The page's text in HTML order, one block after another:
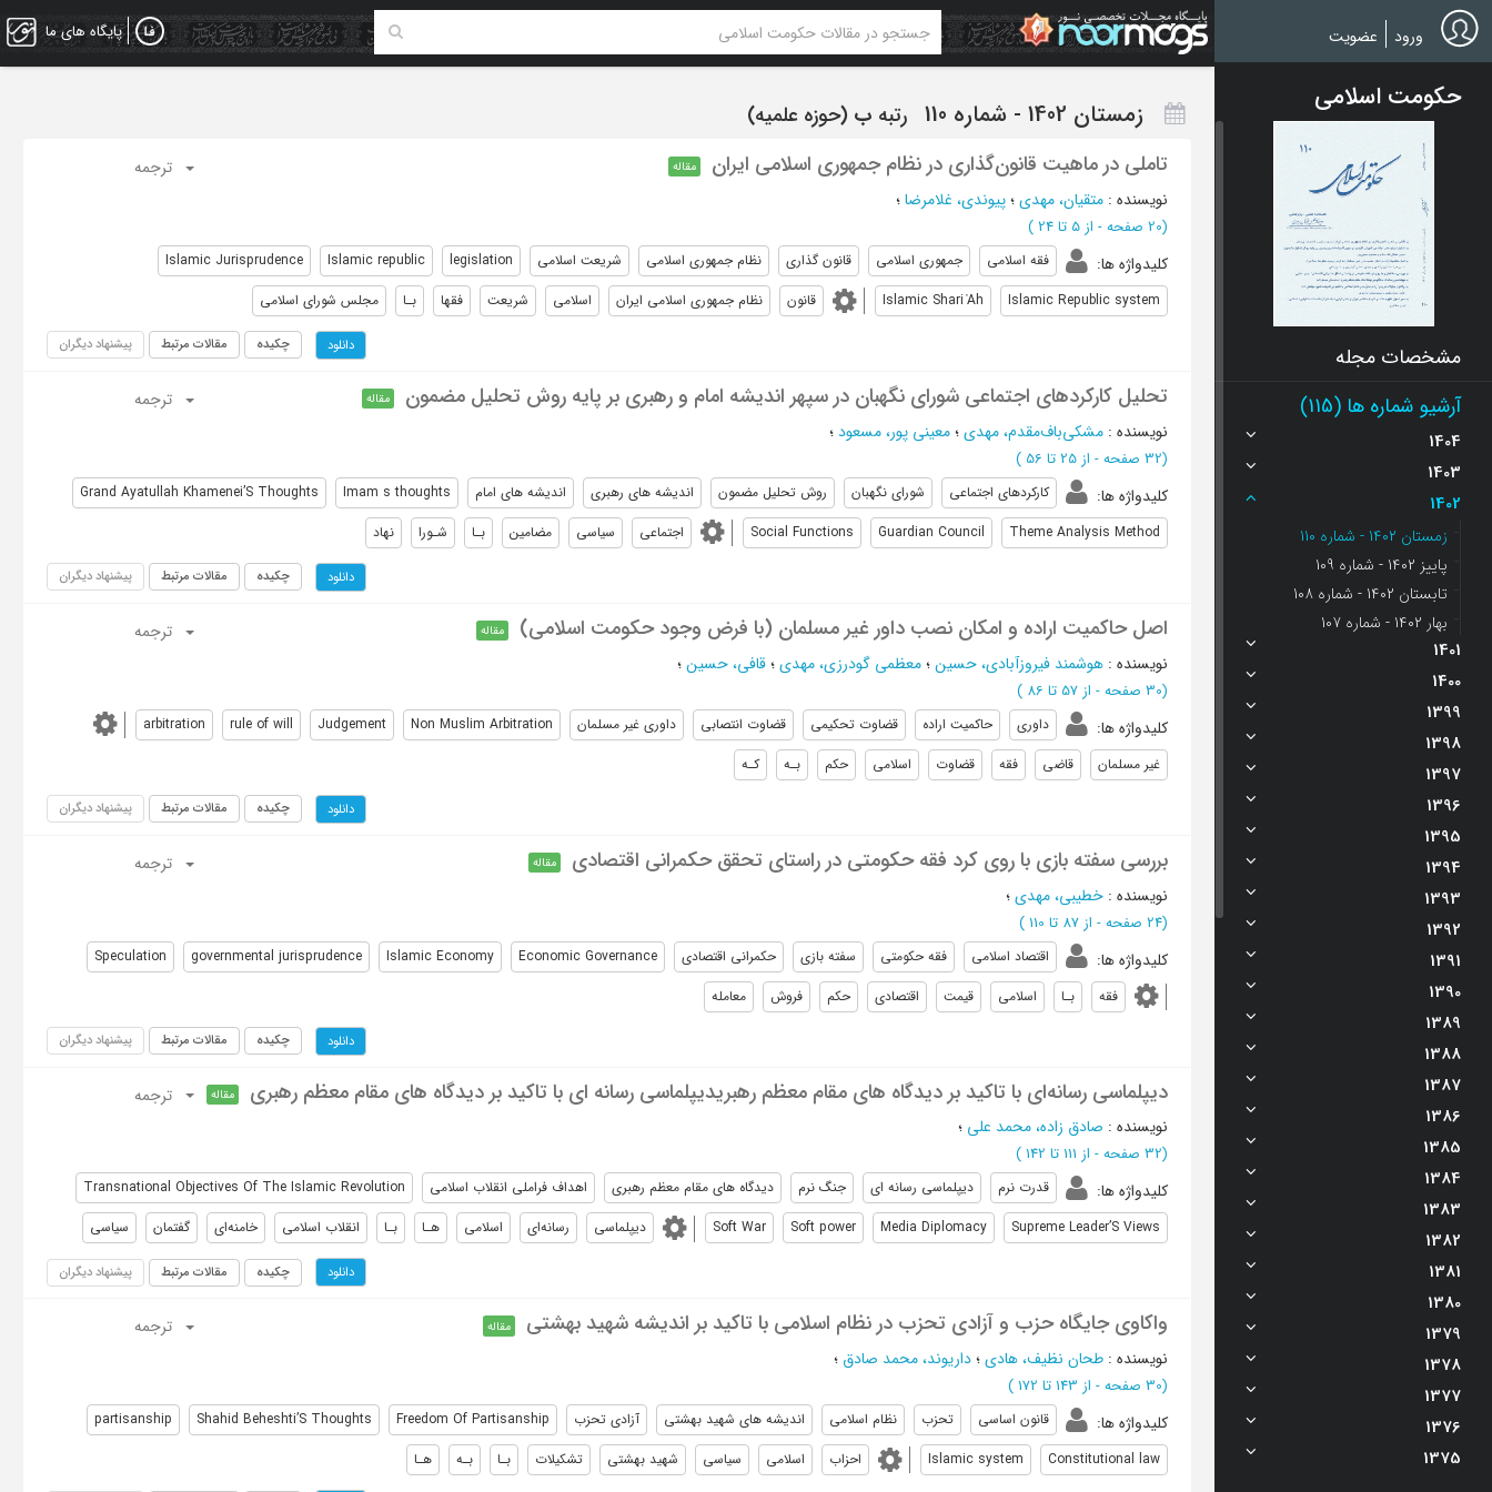
Skip
to
main
پایگاه های ما ورود عضویت
حکومت اسلامی
مشخصات مجله
آرشیو شماره ها (115)
1404
1403
1402
زمستان 1402 - شماره 110
پاییز 1402 - شماره 109
تابستان 1402 - شماره 108
بهار 1402 - شماره 107
1401
1400
1399
1398
1397
1396
1395
1394
1393
1392
1391
1390
1389
1388
1387
1386
1385
1384
1383
1382
1381
1380
1379
1378
1377
1376
1375
زمستان 1402 - شماره 110 رتبه ب (حوزه علمیه)
تاملی در ماهیت قانون‌گذاری در نظام جمهوری اسلامی ایران
مقاله
ترجمه
نویسنده : متقیان، مهدی؛پیوندی، غلامرضا؛
(‎20 صفحه - از 5 تا 24 )
کلیدواژه ها: فقه اسلامی جمهوری اسلامی قانون گذاری نظام جمهوری اسلامی شریعت اسلامی legislation
Islamic republic
Islamic Jurisprudence
Islamic Republic system
Islamic Shari ҅Ah قانون نظام جمهوری اسلامی ایران اسلامی شریعت فقها بـا مجلس شورای اسلامی
دانلود چکیده مقالات مرتبط پیشنهاد دیگران
تحلیل کارکردهای اجتماعی شورای نگهبان در سپهر اندیشه امام و رهبری بر پایه روش تحلیل مضمون مقاله
ترجمه
نویسنده : مشکی‌باف‌مقدم، مهدی؛معینی پور، مسعود؛
(‎32 صفحه - از 25 تا 56 )
کلیدواژه ها: کارکردهای اجتماعی شورای نگهبان روش تحلیل مضمون اندیشه های رهبری اندیشه های امام Imam s thoughts
Grand Ayatullah Khamenei’S Thoughts
Theme Analysis Method
Guardian Council
Social Functions اجتماعی سیاسی مضامین بـا شـورا نهاد
دانلود چکیده مقالات مرتبط پیشنهاد دیگران
اصل حاکمیت اراده و امکان نصب داور غیر مسلمان (با فرض وجود حکومت اسلامی) مقاله
ترجمه
نویسنده : هوشمند فیروزآبادی، حسین؛معظمی گودرزی، مهدی؛قافی، حسین؛
(‎30 صفحه - از 57 تا 86 )
کلیدواژه ها: داوری حاکمیت اراده قضاوت تحکیمی قضاوت انتصابی داوری غیر مسلمان Non Muslim Arbitration
Judgement
rule of will
arbitration
غیر مسلمان
قاضی فقه قضاوت اسلامی حکم بـه کـه
دانلود چکیده مقالات مرتبط پیشنهاد دیگران
بررسی سفته بازی با روی کرد فقه حکومتی در راستای تحقق حکمرانی اقتصادی مقاله
ترجمه
نویسنده : خطیبی، مهدی؛
(‎24 صفحه - از 87 تا 110 )
کلیدواژه ها: اقتصاد اسلامی فقه حکومتی سفته بازی حکمرانی اقتصادی Economic Governance
Islamic Economy
governmental jurisprudence
Speculation
فقه
بـا اسلامی قیمت اقتصادی حکم فروش معامله
دانلود چکیده مقالات مرتبط پیشنهاد دیگران
دیپلماسی رسانه‌ای با تاکید بر دیدگاه های مقام معظم رهبریدیپلماسی رسانه ای با تاکید بر دیدگاه های مقام معظم رهبری مقاله
ترجمه
نویسنده : صادق زاده، محمد علی ؛
(‎32 صفحه - از 111 تا 142 )
کلیدواژه ها: قدرت نرم دیپلماسی رسانه ای جنگ نرم دیدگاه های مقام معظم رهبری اهداف فراملی انقلاب اسلامی
Transnational Objectives Of The Islamic Revolution
Supreme Leader’S Views
Media Diplomacy
Soft power
Soft War دیپلماسی رسانه‌ای اسلامی هـا بـا انقلاب اسلامی خامنه‌ای گفتمان سیاسی
دانلود چکیده مقالات مرتبط پیشنهاد دیگران
واکاوی جایگاه حزب و آزادی تحزب در نظام اسلامی با تاکید بر اندیشه شهید بهشتی مقاله
ترجمه
نویسنده : طحان نظیف، هادی؛داریوند، محمد صادق ؛
(‎30 صفحه - از 143 تا 172 )
کلیدواژه ها: قانون اساسی تحزب نظام اسلامی اندیشه های شهید بهشتی آزادی تحزب Freedom Of Partisanship
Shahid Beheshti’S Thoughts
partisanship
Constitutional law
Islamic system احزاب اسلامی سیاسی شهید بهشتی تشکیلات بـا بـه هـا